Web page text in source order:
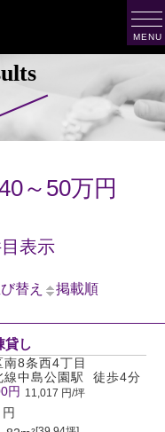
～50万円
表示
替え 掲載順
し
8条西4丁目
線中島公園駅 徒歩4分
円 11,017 円/坪
円
t
o
g
g
n
a
v
MENU